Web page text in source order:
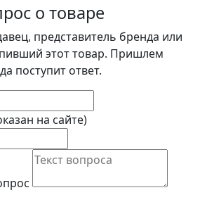
о товаре
представитель бренда или
этот товар. Пришлем
поступит ответ.
на сайте)